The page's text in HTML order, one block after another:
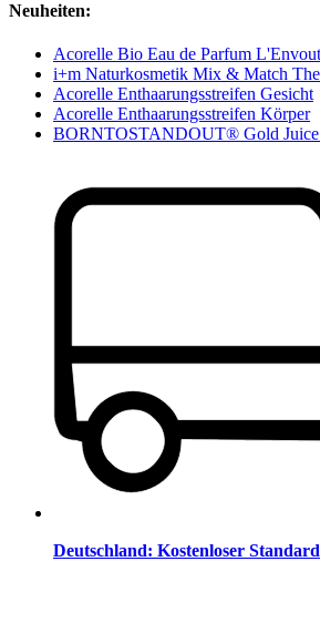
Neuheiten:
Acorelle Bio Eau de Parfum
i+m Naturkosmetik Mix & Match
Acorelle Enthaarungsstreifen Gesicht
Acorelle Enthaarungsstreifen Körper
BORNTOSTANDOUT® Gold Juice
Deutschland: Kostenloser